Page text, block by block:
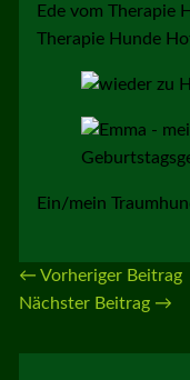
Ede vom Therapie
Therapie Hunde
Ein/mein
← Vorheriger Beitrag
Nächster Beitrag →